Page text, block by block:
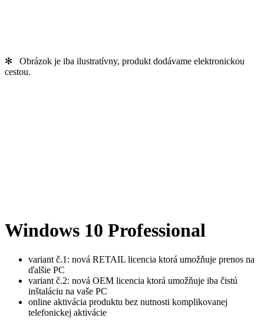
✻ Obrázok je iba ilustratívny, produkt dodávame elektronickou
cestou.
Windows 10 Professional
variant č.1: nová RETAIL licencia ktorá umožňuje prenos na
ďalšie PC
variant č.2: nová OEM licencia ktorá umožňuje iba čistú
inštaláciu na vaše PC
online aktivácia produktu bez nutnosti komplikovanej
telefonickej aktivácie